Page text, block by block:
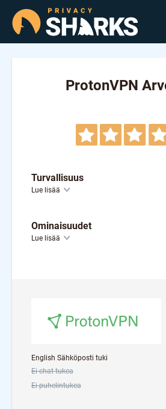
ProtonVPN
Turvallisuus
Lue lisää
Ominaisuudet
Lue lisää
English Sähköposti tuki
Ei chat-tukea
Ei puhelintukea